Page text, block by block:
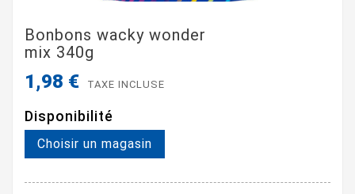
Bonbons wacky wonder
mix 340g
1,98 € TAXE INCLUSE
Disponibilité
Choisir un magasin